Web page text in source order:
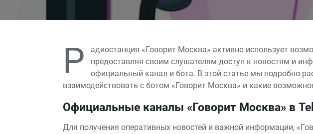
Р
адиостанция «Говорит Москва» активно использует
предоставляя своим слушателям доступ к новостям и
официальный канал и бота. В этой статье мы подробно
взаимодействовать с ботом «Говорит Москва» и какие
Официальные каналы «Говорит Москва» в
Для получения оперативных новостей и важной информации,